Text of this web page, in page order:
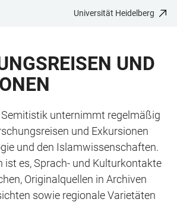
Universität Heidelberg
UND
Semitistik unternimmt regelmäßig
und Exkursionen
und den Islamwissenschaften.
ist es, Sprach- und Kulturkontakte
Originalquellen in Archiven
sowie regionale Varietäten